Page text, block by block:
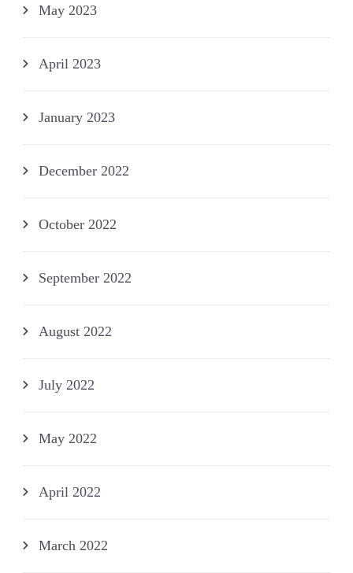
May 2023
April 2023
January 2023
December 2022
October 2022
September 2022
August 2022
July 2022
May 2022
April 2022
March 2022